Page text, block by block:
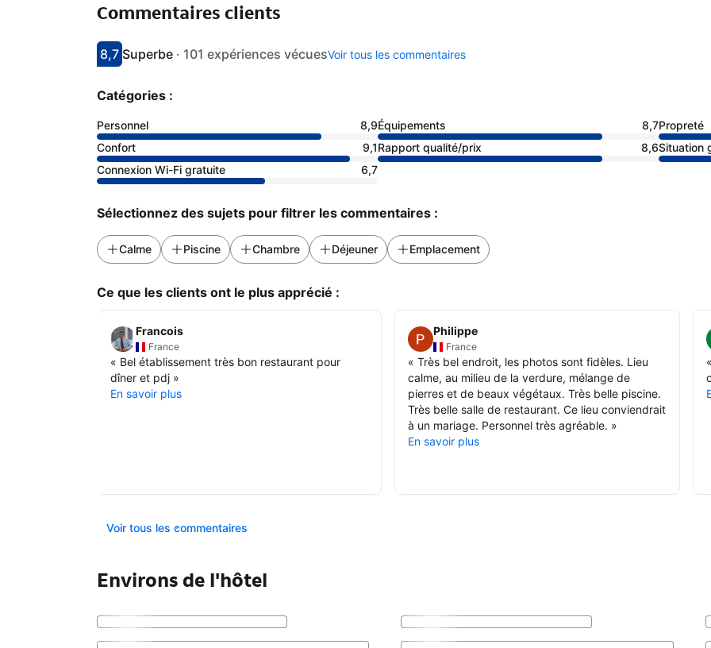
Commentaires clients
Avec une note de 8.7
8,7
superbeSuperbe · 101 expériences vécuesVoir tous les commentaires
Catégories :
Personnel 8,9Équipements 8,7Propreté
Confort
9,1Rapport qualité/prix 8,6Situation
Connexion Wi-Fi gratuite
6,7
Sélectionnez des sujets pour filtrer les commentaires :
Calme Piscine Chambre Déjeuner Emplacement
Ce que les clients ont le plus apprécié :
Francois
France
« Bel établissement très bon restaurant pour
dîner et pdj »
En savoir plus
Philippe
France
«Très bel endroit, les photos sont fidèles. Lieu
calme, au milieu de la verdure, mélange de
pierres et de beaux végétaux. Très belle piscine.
Très belle salle de restaurant. Ce lieu conviendrait
à un mariage. Personnel très agréable. »
En savoir plus
«
Voir tous les commentaires
Environs de l'hôtel